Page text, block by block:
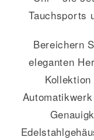
Tauchsports
Bereichern
eleganten